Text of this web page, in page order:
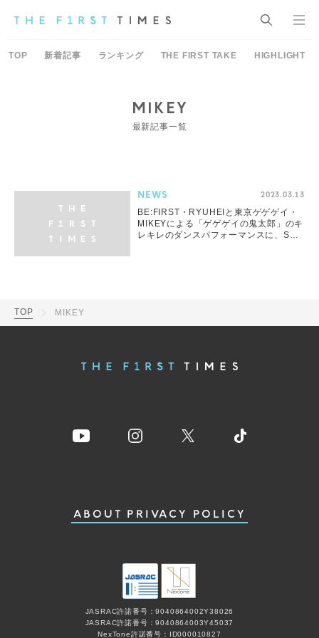
TOP 新着記事 ランキング THE FIRST TAKE HIGHLIGHT
MIKEY
最新記事一覧
NEWS 2023.03.13
BE:FIRST・RYUHEIと東京ゲゲゲイ・
MIKEYによる「ゲゲゲイの鬼太郎」のキ
レキレのダンスパフォーマンスに、SNS
TOP MIKEY
ABOUT PRIVACY POLICY
JASRAC許諾番号：9040864002Y38026
JASRAC許諾番号：9040864003Y45037
NexTone許諾番号：ID000010827